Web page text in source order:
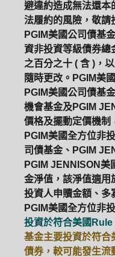
ETF 中國
醫療生化
基金申購
避違約造成無法還本
法履約的風險，敬請
PGIM美國公司債基
資非投資等級債券總
之百分之十 ( 含 )，
隨時更改。PGIM美
PGIM美國公司債基
機會基金及PGIM
價格及擺動定價機制
PGIM美國全方位非
司債基金、PGIM
PGIM JENNISON美
金淨值，該淨值適用
投資人申贖金額、多
PGIM美國全方位非
投資於符合美國
基金主要投資於符
債券，較可能發生流